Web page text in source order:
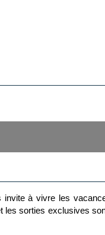
à vivre les
sorties exclusives